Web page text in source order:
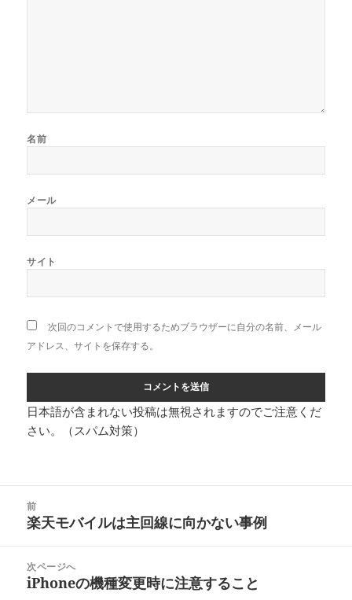
名前
メール
サイト
次回のコメントで使用するためブラウザーに自分の名前、メール
アドレス、サイトを保存する。
日本語が含まれない投稿は無視されますのでご注意くだ
さい。（スパム対策）
前
前
投
稿:
楽天モバイルは主回線に向かない事例
次ページへ
次
iPhoneの機種変更時に注意すること